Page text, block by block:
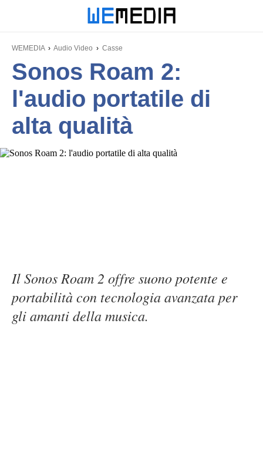
WEMEDIA Audio Video Casse
Sonos Roam 2:
l'audio portatile di
alta qualità
Il Sonos Roam 2 offre suono potente e
portabilità con tecnologia avanzata per
gli amanti della musica.